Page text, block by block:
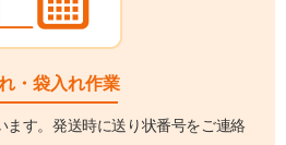
・袋入れ作業
ます。発送時に送り状番号をご連絡